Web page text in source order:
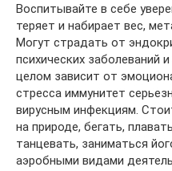
Воспитывайте в себе
теряет и набирает вес,
Могут страдать от
психических заболеваний
целом зависит от
стресса иммунитет
вирусным инфекциям.
на природе, бегать,
танцевать, заниматься
аэробными видами